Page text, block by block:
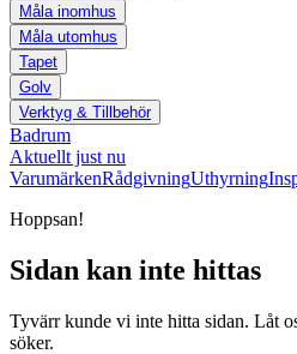
Måla inomhus
Måla utomhus
Tapet
Golv
Verktyg & Tillbehör
Badrum
Aktuellt just nu
VarumärkenRådgivningUthyrning
Hoppsan!
Sidan kan inte hittas
Tyvärr kunde vi inte hitta sidan. Låt
söker.